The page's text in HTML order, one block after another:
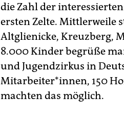
die Zahl der
ersten Zelte. Mittlerweile
Altglienicke, Kreuzberg,
8.000 Kinder begrüße
und Jugendzirkus in
Mitarbeiter*innen, 150
machten das möglich.